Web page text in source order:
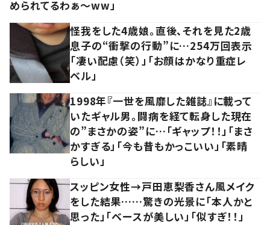
められてるわぁ～ww」
怪我をした4歳娘。直後、それを見た2歳
息子の“衝撃の行動”に…254万回表示
「凄い配慮（笑）」「お顔はかなり重症レ
ベル」
1998年『一世を風靡した雑誌』に載って
いたギャル男。闘病を経て転身した現在
の”まさかの姿”に…「ギャップ！！」「まさ
かすぎる」「今も昔もかっこいい」「素晴
らしい」
スッピン女性→戸田恵梨香さん風メイク
をした結果……驚きの光景に「本人かと
思った」「ベースが美しい」「似すぎ！！」